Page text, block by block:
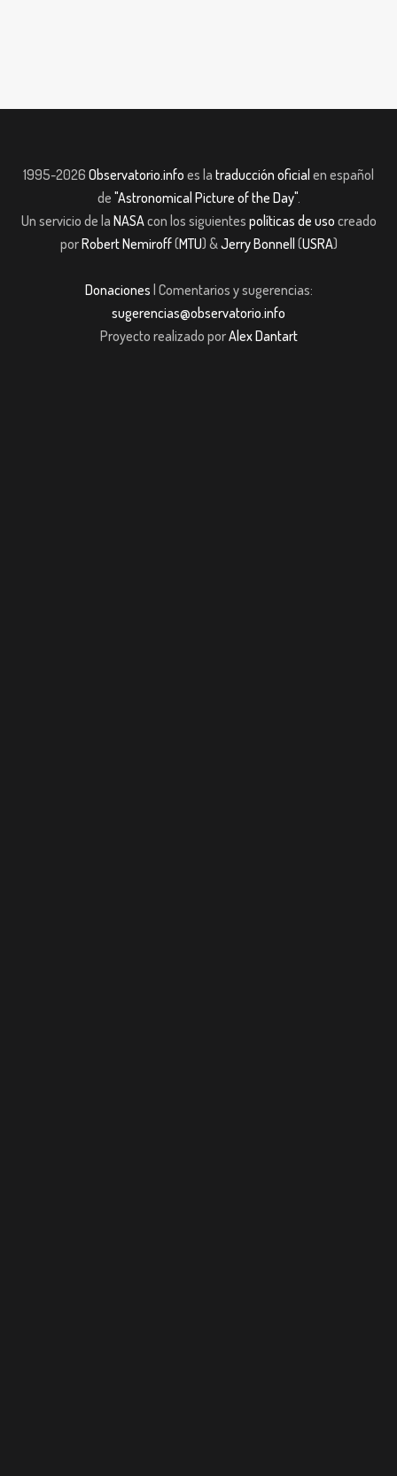
1995-2026 Observatorio.info es la traducción oficial en español
de "Astronomical Picture of the Day".
Un servicio de la NASAcon los siguientes políticas de uso creado
porRobert Nemiroff(MTU) &Jerry Bonnell (USRA)
Donaciones | Comentarios y sugerencias:
sugerencias@observatorio.info
Proyecto realizado porAlex Dantart